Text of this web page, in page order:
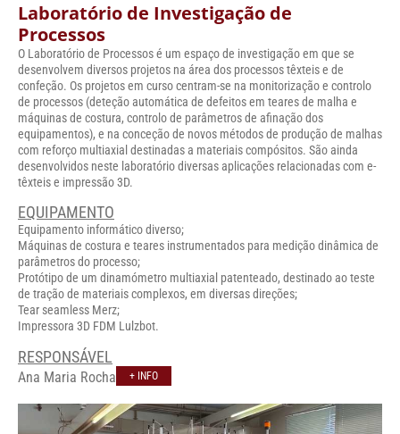
Laboratório de Investigação de
Processos
O Laboratório de Processos é um espaço de investigação em que se
desenvolvem diversos projetos na área dos processos têxteis e de
confeção. Os projetos em curso centram-se na monitorização e controlo
de processos (deteção automática de defeitos em teares de malha e
máquinas de costura, controlo de parâmetros de afinação dos
equipamentos), e na conceção de novos métodos de produção de malhas
com reforço multiaxial destinadas a materiais compósitos. São ainda
desenvolvidos neste laboratório diversas aplicações relacionadas com e-
têxteis e impressão 3D.
EQUIPAMENTO
Equipamento informático diverso;
Máquinas de costura e teares instrumentados para medição dinâmica de
parâmetros do processo;
Protótipo de um dinamómetro multiaxial patenteado, destinado ao teste
de tração de materiais complexos, em diversas direções;
Tear seamless Merz;
Impressora 3D FDM Lulzbot.
RESPONSÁVEL
Ana Maria Rocha + INFO